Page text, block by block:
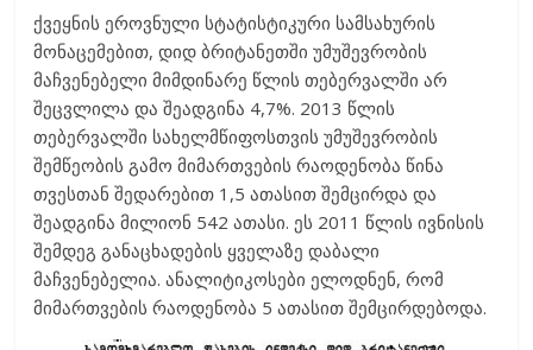
ქვეყნის ეროვნული სტატისტიკური სამსახურის
მონაცემებით, დიდ ბრიტანეთში უმუშევრობის
მაჩვენებელი მიმდინარე წლის თებერვალში არ
შეცვლილა და შეადგინა 4,7%. 2013 წლის
თებერვალში სახელმწიფოსთვის უმუშევრობის
შემწეობის გამო მიმართვების რაოდენობა წინა
თვესთან შედარებით 1,5 ათასით შემცირდა და
შეადგინა მილიონ 542 ათასი. ეს 2011 წლის ივნისის
შემდეგ განაცხადების ყველაზე დაბალი
მაჩვენებელია. ანალიტიკოსები ელოდნენ, რომ
მიმართვების რაოდენობა 5 ათასით შემცირდებოდა.